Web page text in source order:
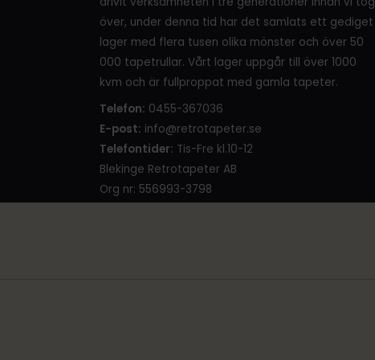
över, under denna tid har det samlats ett gediget
lager med flera tusen olika mönster och över 50
000 tapetrullar. Vårt lager uppgår till över 1000
kvm och är fullproppat med gamla tapeter.
Telefon: 0455-367036
E-post: info@retrotapeter.se
Telefontider: Tis-Fre kl.10-12
Blekinge Retrotapeter AB
Org nr: 556993-3798